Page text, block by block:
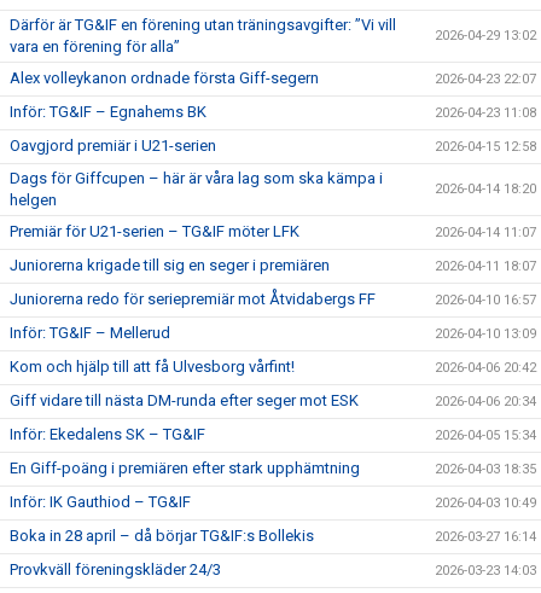
Därför är TG&IF en förening utan träningsavgifter: ”Vi vill
vara en förening för alla”
2026-04-29 13:02
Alex volleykanon ordnade första Giff-segern 2026-04-23 22:07
Inför: TG&IF – Egnahems BK 2026-04-23 11:08
Oavgjord premiär i U21-serien 2026-04-15 12:58
Dags för Giffcupen – här är våra lag som ska kämpa i
helgen
2026-04-14 18:20
Premiär för U21-serien – TG&IF möter LFK 2026-04-14 11:07
Juniorerna krigade till sig en seger i premiären 2026-04-11 18:07
Juniorerna redo för seriepremiär mot Åtvidabergs FF 2026-04-10 16:57
Inför: TG&IF – Mellerud 2026-04-10 13:09
Kom och hjälp till att få Ulvesborg vårfint! 2026-04-06 20:42
Giff vidare till nästa DM-runda efter seger mot ESK 2026-04-06 20:34
Inför: Ekedalens SK – TG&IF 2026-04-05 15:34
En Giff-poäng i premiären efter stark upphämtning 2026-04-03 18:35
Inför: IK Gauthiod – TG&IF 2026-04-03 10:49
Boka in 28 april – då börjar TG&IF:s Bollekis 2026-03-27 16:14
Provkväll föreningskläder 24/3 2026-03-23 14:03